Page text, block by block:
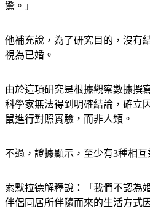
驚。」
他補充說，為了研究目的，沒有
視為已婚。
由於這項研究是根據觀察數據撰
科學家無法得到明確結論，確立
鼠進行對照實驗，而非人類。
不過，證據顯示，至少有3種相互
索默拉德解釋說：「我們不認為
伴侶同居所伴隨而來的生活方式